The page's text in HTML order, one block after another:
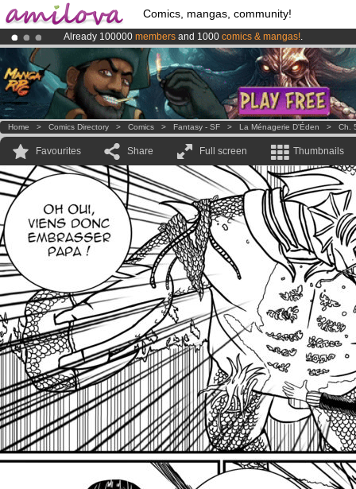
Comics, mangas, community!
Already 100000 members and 1000 comics & mangas!.
AmilovaKickstarter is now LIVE!.
Premium membership from3.95 euros per month !Get membership
Home > Comics Directory > Comics > Fantasy - SF > La Ménagerie D'Éden > Ch.
Favourites Share Full screen Thumbnails